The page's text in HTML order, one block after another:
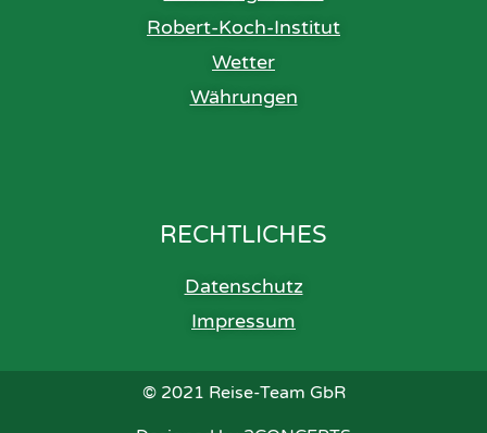
Robert-Koch-Institut
Wetter
Währungen
RECHTLICHES
Datenschutz
Impressum
©2021 Reise-Team GbR